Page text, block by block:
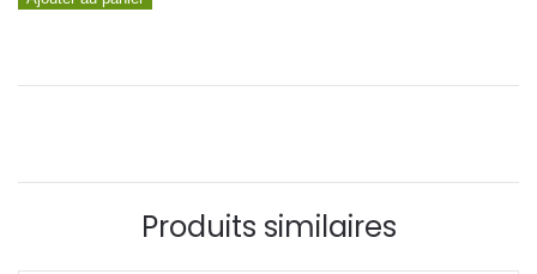
Pailles
Produits similaires